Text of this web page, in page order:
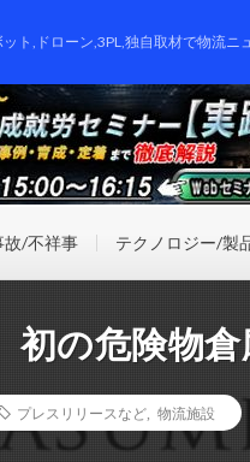
ト,ドローン,3PL,独自取材で物流ニ
故/不祥事 テクノロジー/製
初の危険物
プレスリリースなど 物流施設